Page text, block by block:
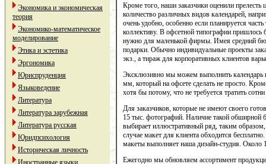
Экономика и экономическая
теория
Экономико-математическое
моделирование
Этика и эстетика
Эргономика
Юриспруденция
Языковедение
Литература
Литература зарубежная
Литература русская
Юридпсихология
Историческая личность
Иностранные языки
Кроме того, наши заказчики оценили
количество различных видов календарей,
очень удобно, особенно если планируется
коллективу. В офсетной типографии
нужно для маленькой фирмы. Имея средний
подарки. Обычно индивидуальные проекты
экз., а тираж для корпоративных клиентов
Эксклюзивно мы можем выполнить
мм, который на офсете сделать не просто.
хотя бы потому, что не требуется тратить
Для заказчиков, которые не имеют своего
15 тыс. фотографий. Наличие такой обширной
выбирает иллюстративный ряд, таким
случае макет для клиента обходится
макеты выполняет наша дизайн-студия. Около
Ежегодно мы обновляем ассортимент